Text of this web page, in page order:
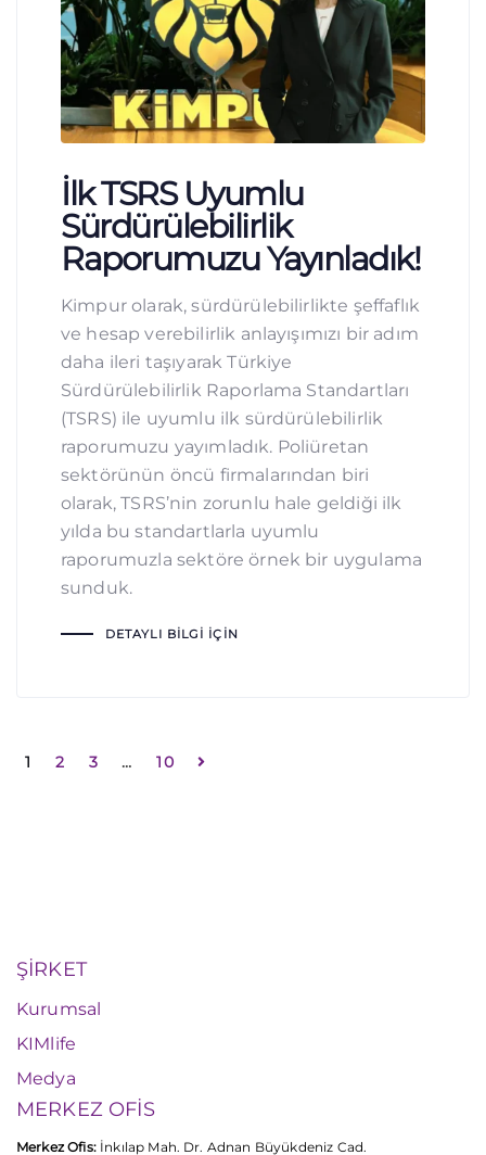
İlk TSRS Uyumlu
Sürdürülebilirlik
Raporumuzu Yayınladık!
Kimpur olarak, sürdürülebilirlikte şeffaflık
ve hesap verebilirlik anlayışımızı bir adım
daha ileri taşıyarak Türkiye
Sürdürülebilirlik Raporlama Standartları
(TSRS) ile uyumlu ilk sürdürülebilirlik
raporumuzu yayımladık. Poliüretan
sektörünün öncü firmalarından biri
olarak, TSRS’nin zorunlu hale geldiği ilk
yılda bu standartlarla uyumlu
raporumuzla sektöre örnek bir uygulama
sunduk.
DETAYLI BILGI İÇIN
1 2 3 … 10
ŞİRKET
Kurumsal
KIMlife
Medya
MERKEZ OFİS
Merkez Ofis:İnkılap Mah. Dr. Adnan Büyükdeniz Cad.